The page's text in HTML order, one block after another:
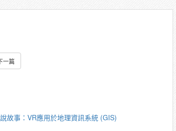
一篇
故事：VR應用於地理資訊系統 (GIS)